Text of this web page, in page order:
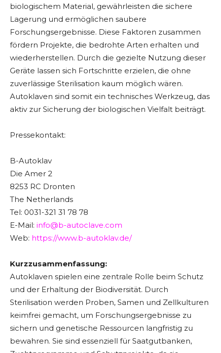
biologischem Material, gewährleisten die sichere
Lagerung und ermöglichen saubere
Forschungsergebnisse. Diese Faktoren zusammen
fördern Projekte, die bedrohte Arten erhalten und
wiederherstellen. Durch die gezielte Nutzung dieser
Geräte lassen sich Fortschritte erzielen, die ohne
zuverlässige Sterilisation kaum möglich wären.
Autoklaven sind somit ein technisches Werkzeug, das
aktiv zur Sicherung der biologischen Vielfalt beiträgt.
Pressekontakt:
B-Autoklav
Die Amer 2
8253 RC Dronten
The Netherlands
Tel: 0031-321 31 78 78
E-Mail: info@b-autoclave.com
Web: https://www.b-autoklav.de/
Kurzzusammenfassung:
Autoklaven spielen eine zentrale Rolle beim Schutz
und der Erhaltung der Biodiversität. Durch
Sterilisation werden Proben, Samen und Zellkulturen
keimfrei gemacht, um Forschungsergebnisse zu
sichern und genetische Ressourcen langfristig zu
bewahren. Sie sind essenziell für Saatgutbanken,